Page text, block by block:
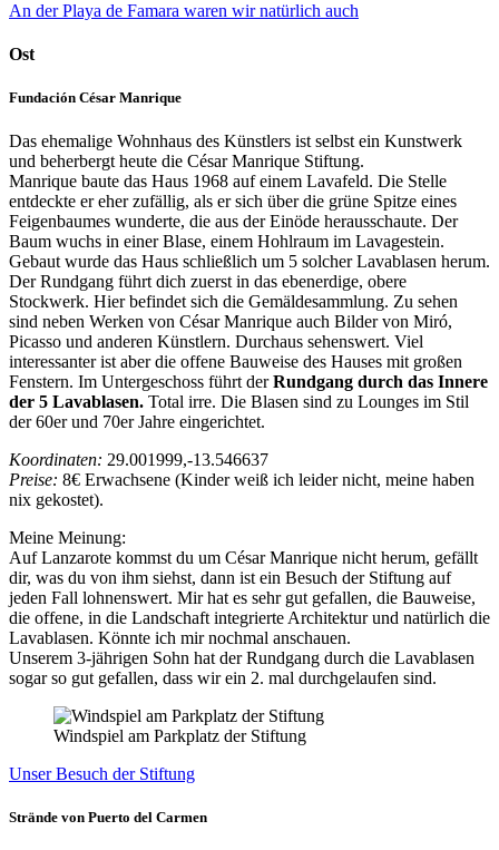
An der Playa de Famara waren wir natürlich auch
Ost
Fundación César Manrique
Das ehemalige Wohnhaus des Künstlers ist selbst ein Kunstwerk
und beherbergt heute die César Manrique Stiftung.
Manrique baute das Haus 1968 auf einem Lavafeld. Die Stelle
entdeckte er eher zufällig, als er sich über die grüne Spitze eines
Feigenbaumes wunderte, die aus der Einöde herausschaute. Der
Baum wuchs in einer Blase, einem Hohlraum im Lavagestein.
Gebaut wurde das Haus schließlich um 5 solcher Lavablasen herum.
Der Rundgang führt dich zuerst in das ebenerdige, obere
Stockwerk. Hier befindet sich die Gemäldesammlung. Zu sehen
sind neben Werken von César Manrique auch Bilder von Miró,
Picasso und anderen Künstlern. Durchaus sehenswert. Viel
interessanter ist aber die offene Bauweise des Hauses mit großen
Fenstern. Im Untergeschoss führt derRundgang durch das Innere
der 5 Lavablasen. Total irre. Die Blasen sind zu Lounges im Stil
der 60er und 70er Jahre eingerichtet.
Koordinaten: 29.001999,-13.546637
Preise: 8€ Erwachsene (Kinder weiß ich leider nicht, meine haben
nix gekostet).
Meine Meinung:
Auf Lanzarote kommst du um César Manrique nicht herum, gefällt
dir, was du von ihm siehst, dann ist ein Besuch der Stiftung auf
jeden Fall lohnenswert. Mir hat es sehr gut gefallen, die Bauweise,
die offene, in die Landschaft integrierte Architektur und natürlich die
Lavablasen. Könnte ich mir nochmal anschauen.
Unserem 3-jährigen Sohn hat der Rundgang durch die Lavablasen
sogar so gut gefallen, dass wir ein 2. mal durchgelaufen sind.
Windspiel am Parkplatz der Stiftung
Unser Besuch der Stiftung
Strände von Puerto del Carmen